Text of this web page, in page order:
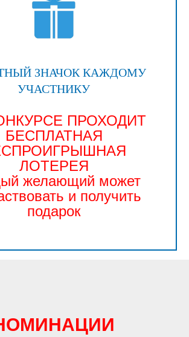
ЗНАЧОК КАЖДОМУ
УЧАСТНИКУ
ПРОХОДИТ
БЕСПЛАТНАЯ
ЛОТЕРЕЯ
желающий может
и получить
подарок